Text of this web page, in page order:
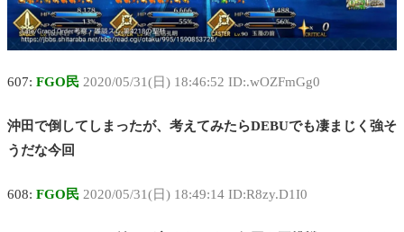
607: FGO民 2020/05/31(日) 18:46:52 ID:.wOZFmGg0
沖田で倒してしまったが、考えてみたらDEBUでも凄まじく強そ
うだな今回
608: FGO民 2020/05/31(日) 18:49:14 ID:R8zy.D1I0